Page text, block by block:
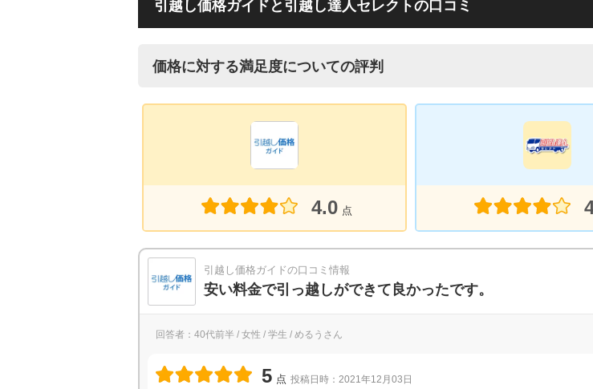
引越し価格ガイドと引越し達人セレクトの口コミ
価格に対する満足度についての評判
4.0 点
引越し価格ガイドの口コミ情報
安い料金で引っ越しができて良かったです。
回答者：40代前半 / 女性 / 学生 / めるうさん
5 点 投稿日時：2021年12月03日